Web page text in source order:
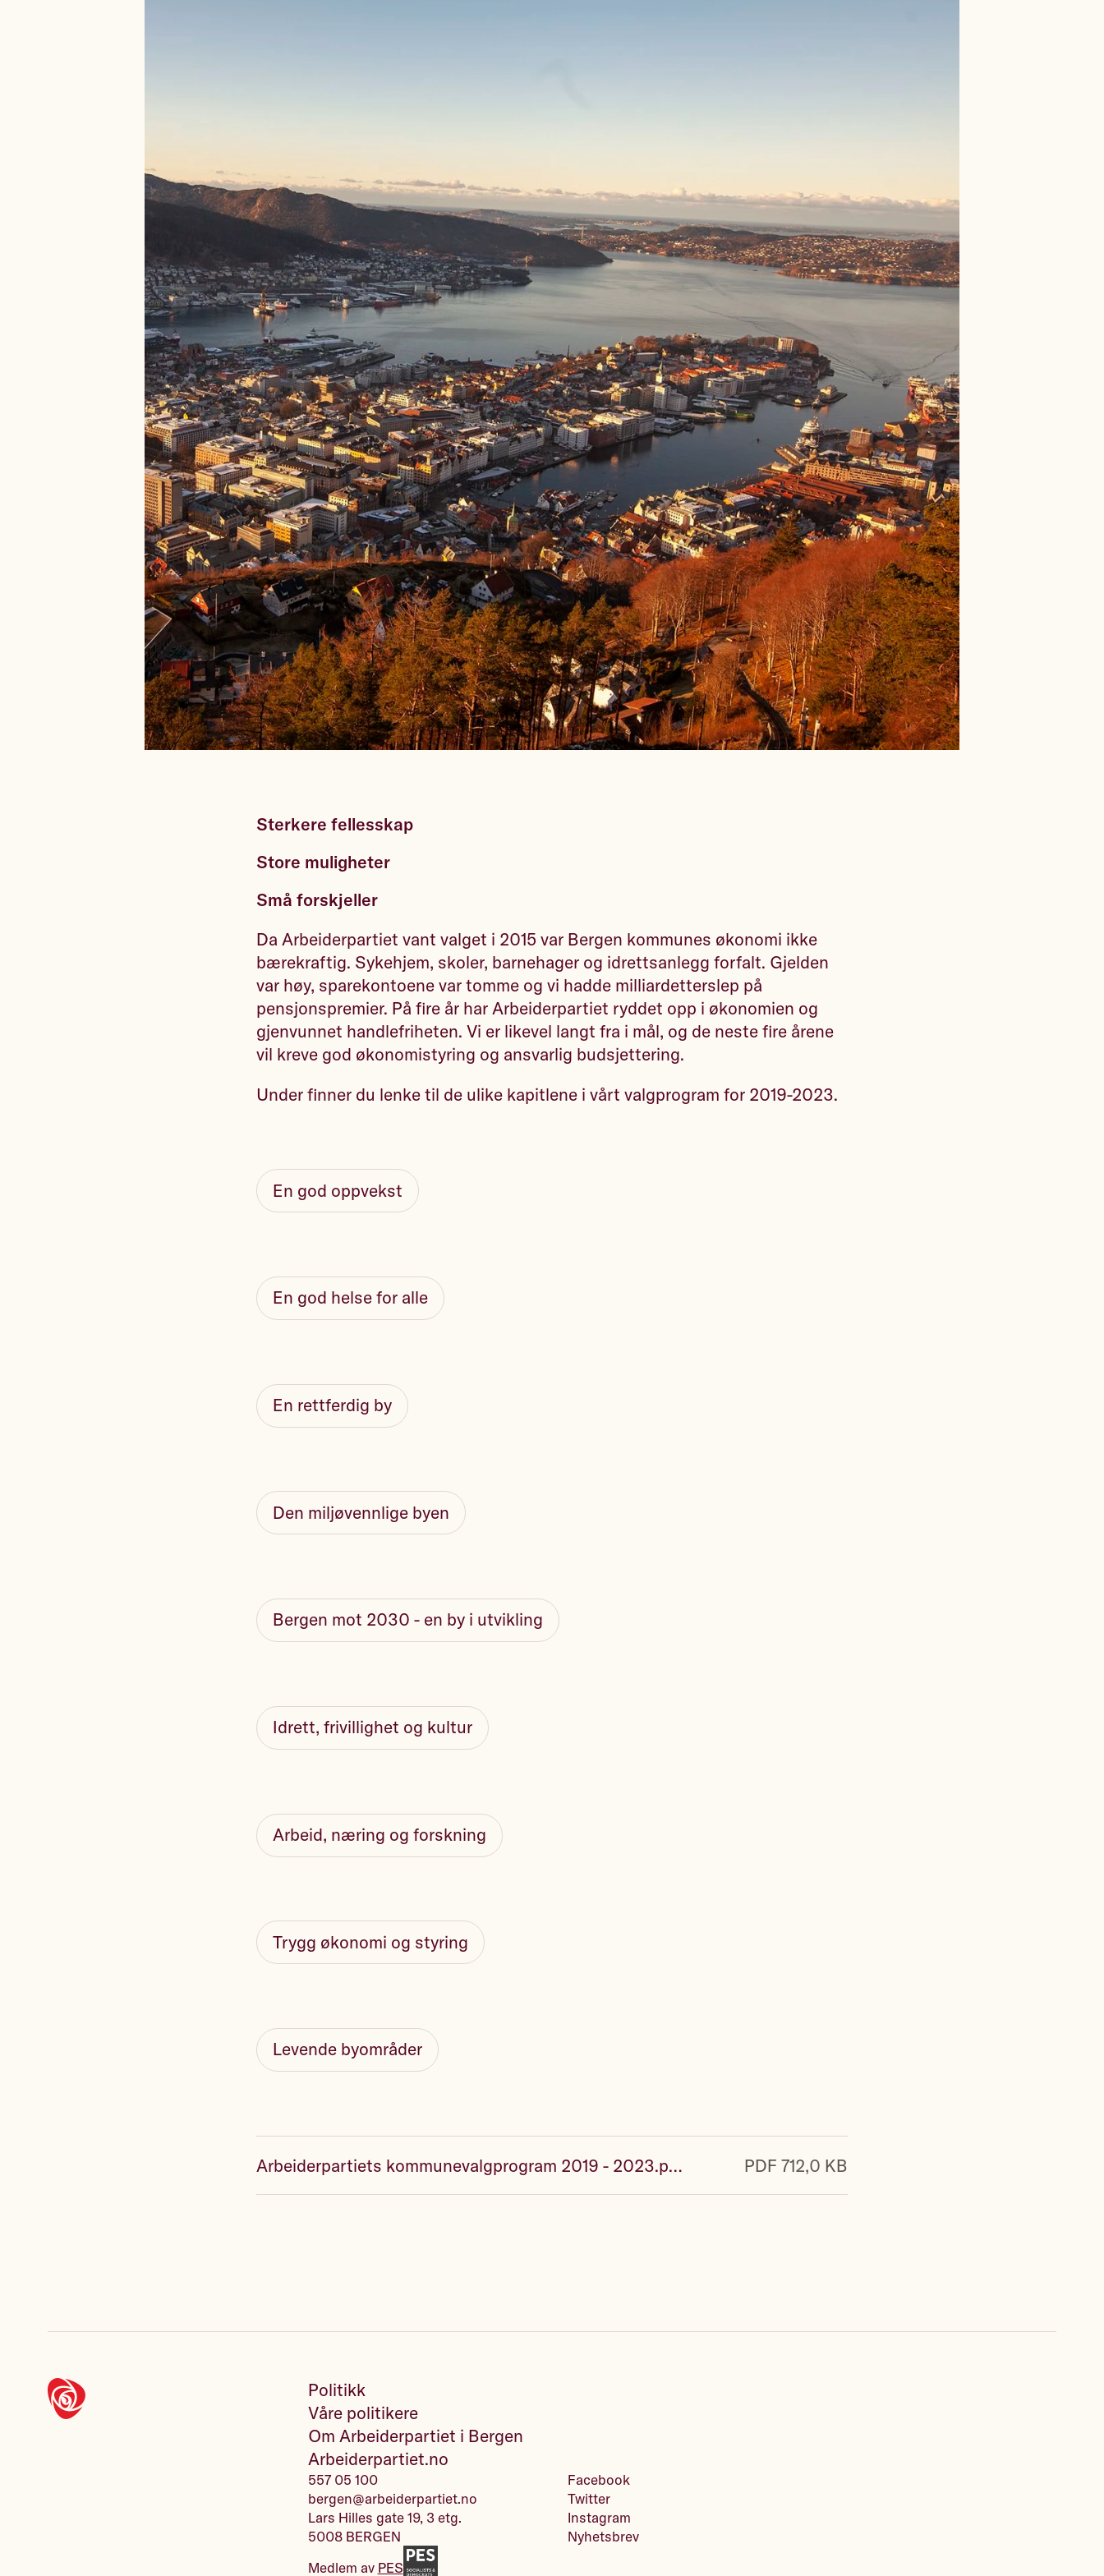
Sterkere fellesskap
Store muligheter
Små forskjeller
Da Arbeiderpartiet vant valget i 2015 var Bergen kommunes økonomi ikke
bærekraftig. Sykehjem, skoler, barnehager og idrettsanlegg forfalt. Gjelden
var høy, sparekontoene var tomme og vi hadde milliardetterslep på
pensjonspremier. På fire år har Arbeiderpartiet ryddet opp i økonomien og
gjenvunnet handlefriheten. Vi er likevel langt fra i mål, og de neste fire årene
vil kreve god økonomistyring og ansvarlig budsjettering.
Under finner du lenke til de ulike kapitlene i vårt valgprogram for 2019-2023.
En god oppvekst
En god helse for alle
En rettferdig by
Den miljøvennlige byen
Bergen mot 2030 - en by i utvikling
Idrett, frivillighet og kultur
Arbeid, næring og forskning
Trygg økonomi og styring
Levende byområder
Arbeiderpartiets kommunevalgprogram 2019 - 2023.pdf PDF 712,0 KB
Politikk
Våre politikere
Om Arbeiderpartiet i Bergen
Arbeiderpartiet.no
557 05 100
bergen@arbeiderpartiet.no
Lars Hilles gate 19, 3 etg.
5008 BERGEN
Facebook
Twitter
Instagram
Nyhetsbrev
Medlem av PES